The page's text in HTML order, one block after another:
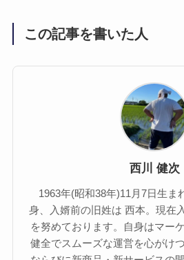
この記事を書いた人
西川 健次
1963年(昭和38年)11月7日生ま
身、入婿前の旧姓は 西本。現在
を努めております。自身はマー
健全でスムーズな運営を心がけ